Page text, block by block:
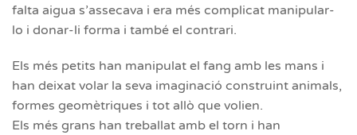
falta aigua s’assecava i era més complicat manipular-
lo i donar-li forma i també el contrari.
Els més petits han manipulat el fang amb les mans i
han deixat volar la seva imaginació construint animals,
formes geomètriques i tot allò que volien.
Els més grans han treballat amb el torn i han